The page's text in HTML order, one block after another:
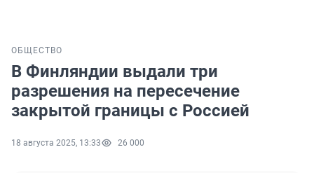
ОБЩЕСТВО
В Финляндии выдали три
разрешения на пересечение
закрытой границы с Россией
18 августа 2025, 13:33 26 000